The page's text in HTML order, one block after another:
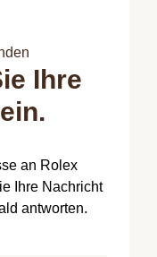
Ihre
an Rolex
Ihre Nachricht
antworten.